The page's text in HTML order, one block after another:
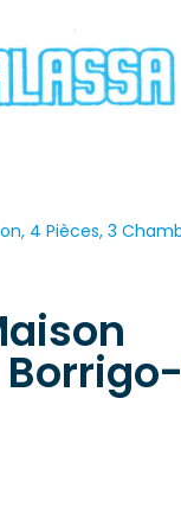
4 Pièces, 3